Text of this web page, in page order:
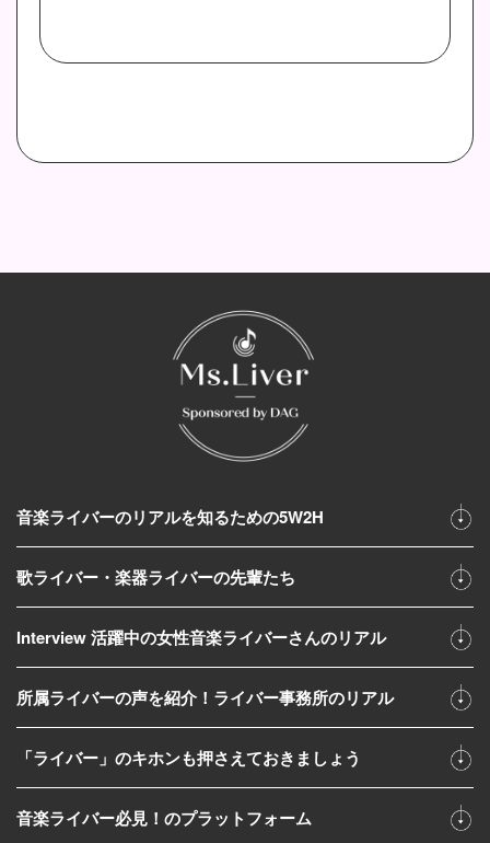
音楽ライバーのリアルを知るための5W2H
歌ライバー・楽器ライバーの先輩たち
Interview 活躍中の女性音楽ライバーさんのリアル
所属ライバーの声を紹介！ライバー事務所のリアル
「ライバー」のキホンも押さえておきましょう
音楽ライバー必見！のプラットフォーム